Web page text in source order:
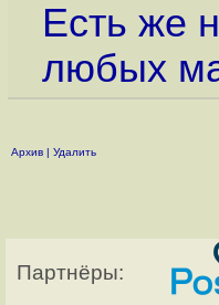
Есть же
любых
Архив | Удалить
Партнёры: